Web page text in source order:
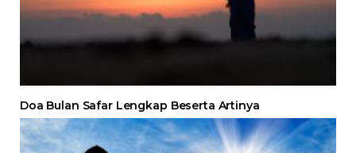
Doa Bulan Safar Lengkap Beserta Artinya